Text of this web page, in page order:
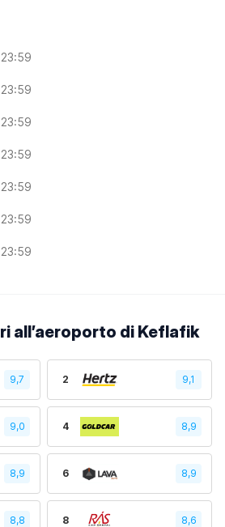
all’aeroporto di Keflafik
9,7 2 9,1
9,0 4 8,9
8,9 6 8,9
8,8 8 8,6